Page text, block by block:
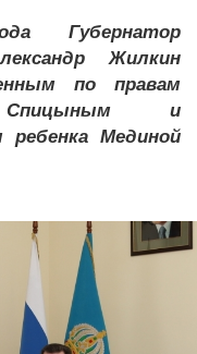
Губернатор
Жилкин
по правам
Спицыным и
Мединой